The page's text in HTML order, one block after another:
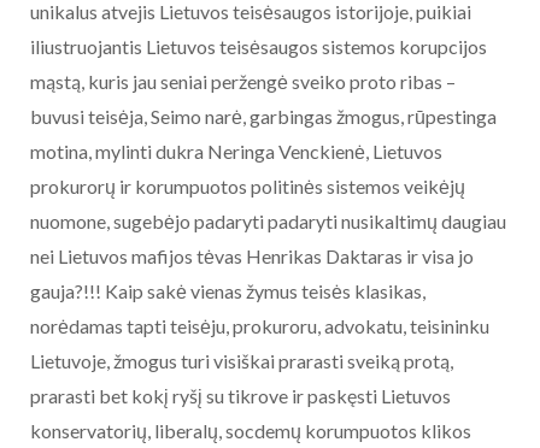
unikalus atvejis Lietuvos teisėsaugos istorijoje, puikiai
iliustruojantis Lietuvos teisėsaugos sistemos korupcijos
mąstą, kuris jau seniai peržengė sveiko proto ribas –
buvusi teisėja, Seimo narė, garbingas žmogus, rūpestinga
motina, mylinti dukra Neringa Venckienė, Lietuvos
prokurorų ir korumpuotos politinės sistemos veikėjų
nuomone, sugebėjo padaryti padaryti nusikaltimų daugiau
nei Lietuvos mafijos tėvas Henrikas Daktaras ir visa jo
gauja?!!! Kaip sakė vienas žymus teisės klasikas,
norėdamas tapti teisėju, prokuroru, advokatu, teisininku
Lietuvoje, žmogus turi visiškai prarasti sveiką protą,
prarasti bet kokį ryšį su tikrove ir paskęsti Lietuvos
konservatorių, liberalų, socdemų korumpuotos klikos